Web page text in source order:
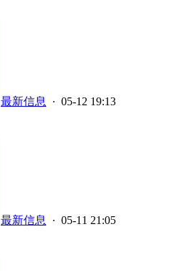
最新信息 · 05-12 19:13
最新信息 · 05-11 21:05